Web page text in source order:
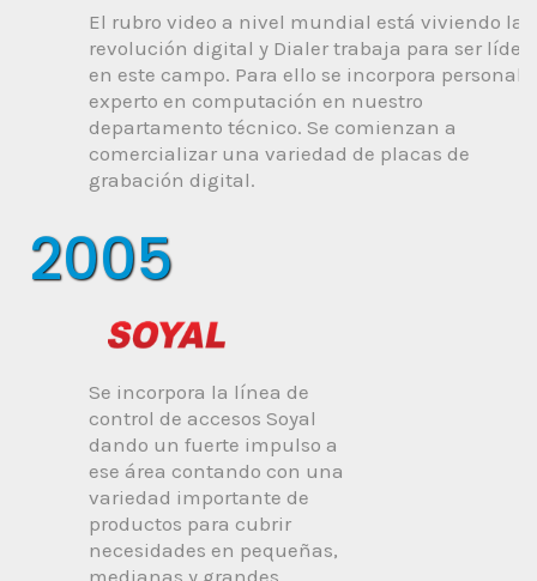
El rubro video a nivel mundial está viviendo la
revolución digital y Dialer trabaja para ser líder
en este campo. Para ello se incorpora personal
experto en computación en nuestro
departamento técnico. Se comienzan a
comercializar una variedad de placas de
grabación digital.
2005
Se incorpora la línea de
control de accesos Soyal
dando un fuerte impulso a
ese área contando con una
variedad importante de
productos para cubrir
necesidades en pequeñas,
medianas y grandes